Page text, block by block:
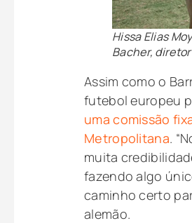
Hissa Elias
Bacher,
Assim como o
futebol europeu
uma comissão
Metropolitana.
muita
fazendo algo
caminho certo
alemão.